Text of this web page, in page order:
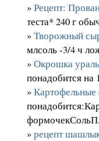
»Рецепт:
теста* 240 г
»Творожный
млсоль -3/4 ч
»Окрошка
понадобится на
»Картофельные
»рецепт